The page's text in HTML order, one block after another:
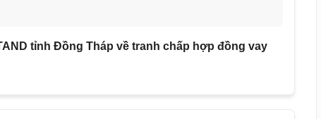
tỉnh Đồng Tháp về tranh chấp hợp đồng vay